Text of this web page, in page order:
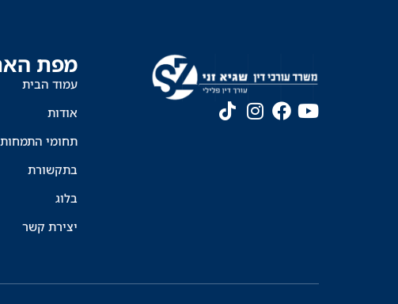
מפת
עמוד הבית
אודות
תחומי התמחות
בתקשורת
בלוג
יצירת קשר